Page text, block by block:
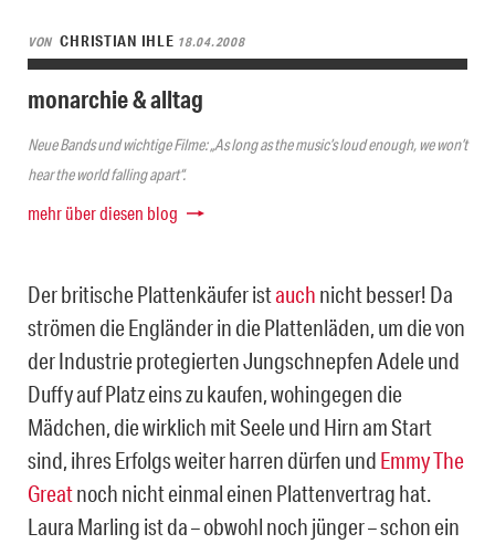
VON CHRISTIAN IHLE 18.04.2008
monarchie & alltag
Neue Bands und wichtige Filme: „As long as the music’s loud enough, we won’t
hear the world falling apart“.
mehr über diesen blog
Der britische Plattenkäufer istauch nicht besser! Da
strömen die Engländer in die Plattenläden, um die von
der Industrie protegierten Jungschnepfen Adele und
Duffy auf Platz eins zu kaufen, wohingegen die
Mädchen, die wirklich mit Seele und Hirn am Start
sind, ihres Erfolgs weiter harren dürfen und Emmy The
Greatnoch nicht einmal einen Plattenvertrag hat.
Laura Marling ist da – obwohl noch jünger – schon ein